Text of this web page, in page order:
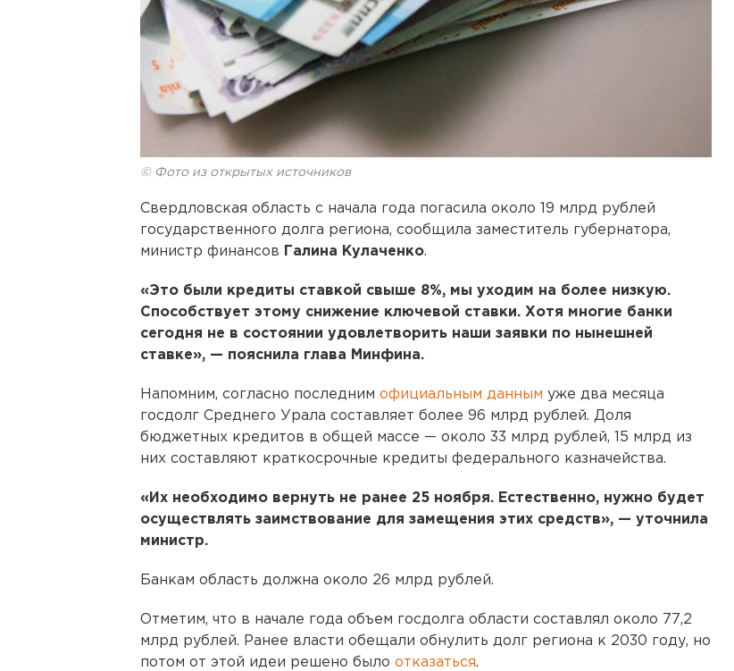
© Фото из открытых источников
Свердловская область с начала года погасила около 19 млрд рублей
государственного долга региона, сообщила заместитель губернатора,
министр финансов
Галина Кулаченко.
«Это были кредиты ставкой свыше 8%, мы уходим на более низкую.
Способствует этому снижение ключевой ставки. Хотя многие банки
сегодня не в состоянии удовлетворить наши заявки по нынешней
ставке», — пояснила глава Минфина.
Напомним, согласно последним официальным данным уже два месяца
госдолг Среднего Урала составляет более 96 млрд рублей. Доля
бюджетных кредитов в общей массе — около 33 млрд рублей, 15 млрд из
них составляют краткосрочные кредиты федерального казначейства.
«Их необходимо вернуть не ранее 25 ноября. Естественно, нужно будет
осуществлять заимствование для замещения этих средств», — уточнила
министр.
Банкам область должна около 26 млрд рублей.
Отметим, что в начале года объем госдолга области составлял около 77,2
млрд рублей. Ранее власти обещали обнулить долг региона к 2030 году, но
потом от этой идеи решено было отказаться.